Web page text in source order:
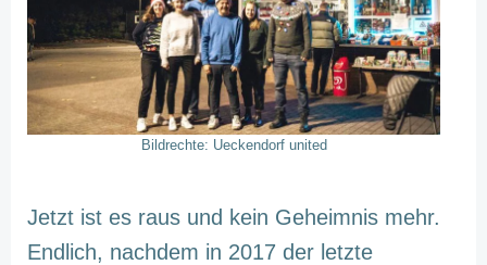
Bildrechte: Ueckendorf united
Jetzt ist es raus und kein Geheimnis mehr.
Endlich, nachdem in 2017 der letzte